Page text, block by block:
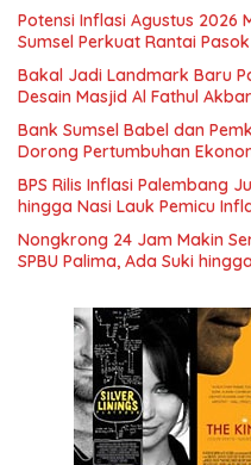
Potensi Inflasi Agustus 2026
Sumsel Perkuat Rantai Pasok
Bakal Jadi Landmark Baru
Desain Masjid Al Fathul Akbar
Bank Sumsel Babel dan
Dorong Pertumbuhan
BPS Rilis Inflasi Palembang
hingga Nasi Lauk Pemicu
Nongkrong 24 Jam Makin
SPBU Palima, Ada Suki